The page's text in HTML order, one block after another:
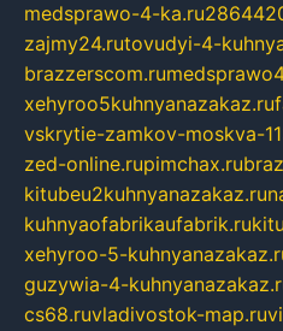
medsprawo-4-ka.ru
zajmy24.rutovudyi-4-
brazzerscom.ru
xehyroo5kuhnyanazakaz.ru
vskrytie-zamkov-moskva-
zed-online.rupimchax.ru
kitubeu2kuhnyanazakaz.ru
kuhnyaofabrikaufabrik.ru
xehyroo-5-
guzywia-4-
cs68.ruvladivostok-map.ru